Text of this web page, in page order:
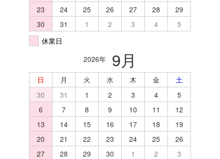
23
24 25 26 27 28
29
30
31 1 2 3 4
5
休業日
2026年
9月
日 月 火 水 木 金
土
30
31 1 2 3 4
5
6
7 8 9 10 11
12
13
14 15 16 17 18
19
20
21 22 23 24 25
26
27
28 29 30 1 2
3